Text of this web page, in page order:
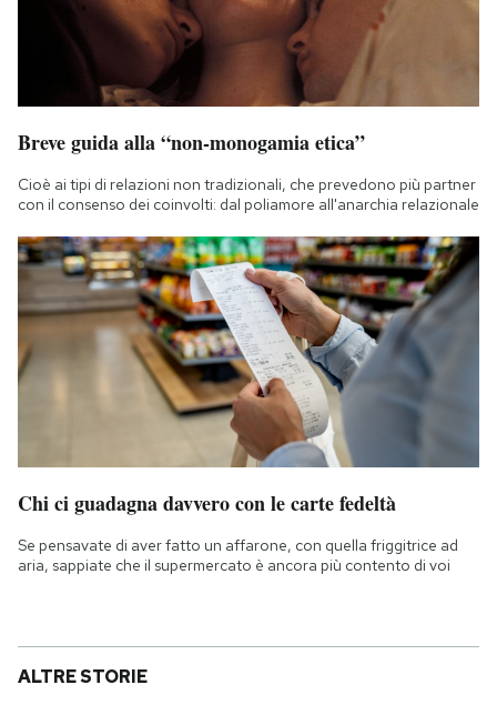
Breve guida alla “non-monogamia etica”
Cioè ai tipi di relazioni non tradizionali, che prevedono più partner
con il consenso dei coinvolti: dal poliamore all'anarchia relazionale
Chi ci guadagna davvero con le carte fedeltà
Se pensavate di aver fatto un affarone, con quella friggitrice ad
aria, sappiate che il supermercato è ancora più contento di voi
ALTRE STORIE